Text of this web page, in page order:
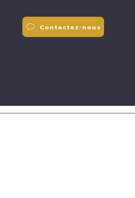
Contactez-nous